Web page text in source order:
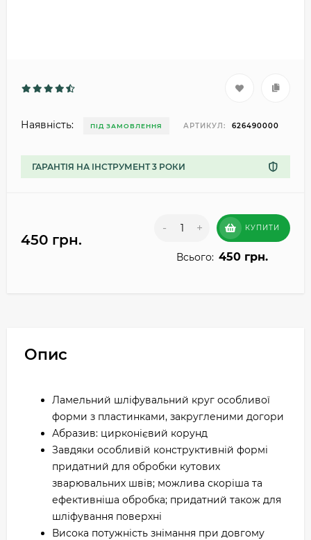
Наявність: ПІД ЗАМОВЛЕННЯ АРТИКУЛ: 626490000
ГАРАНТІЯ НА ІНСТРУМЕНТ 3 РОКИ
450 грн.
- + КУПИТИ
Всього: 450 грн.
Опис
Ламельний шліфувальний круг особливої
форми з пластинками, закругленими догори
Абразив: цирконієвий корунд
Завдяки особливій конструктивній формі
придатний для обробки кутових
зварювальних швів; можлива скоріша та
ефективніша обробка; придатний також для
шліфування поверхні
Висока потужність знімання при довгому